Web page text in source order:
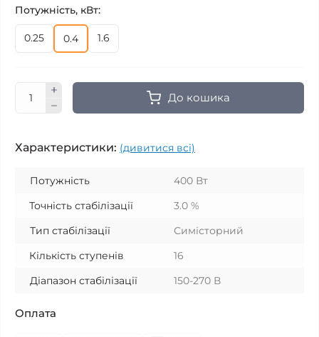
Потужність, кВт:
0.25 0.4 1.6
До кошика
Характеристики: (дивитися всі)
Потужність
400 Вт
Точність стабілізації
3.0 %
Тип стабілізації
Симісторний
Кількість ступенів
16
Діапазон стабілізації
150-270 В
Оплата